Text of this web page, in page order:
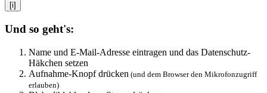
[i]
Und so geht's:
Name und E-Mail-Adresse eintragen und das Datenschutz-
Häkchen setzen
Aufnahme-Knopf drücken (und dem Browser den Mikrofonzugriff
erlauben)